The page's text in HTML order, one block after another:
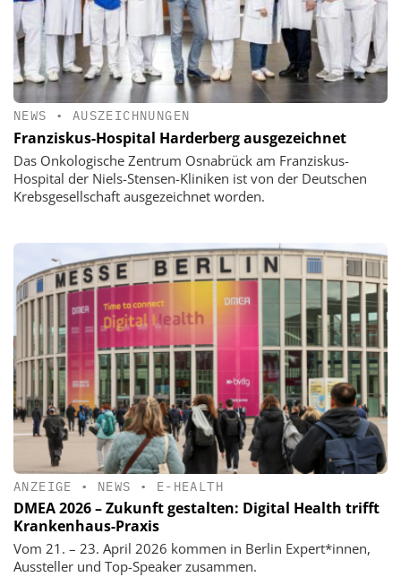
NEWS • AUSZEICHNUNGEN
Franziskus-Hospital Harderberg ausgezeichnet
Das Onkologische Zentrum Osnabrück am Franziskus-
Hospital der Niels-Stensen-Kliniken ist von der Deutschen
Krebsgesellschaft ausgezeichnet worden.
ANZEIGE • NEWS • E-HEALTH
DMEA 2026 – Zukunft gestalten: Digital Health trifft
Krankenhaus-Praxis
Vom 21. – 23. April 2026 kommen in Berlin Expert*innen,
Aussteller und Top-Speaker zusammen.